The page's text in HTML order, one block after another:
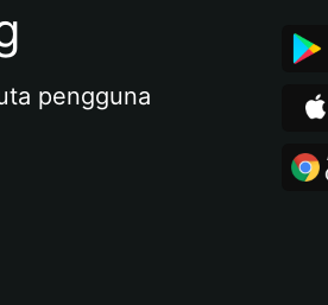
pengguna